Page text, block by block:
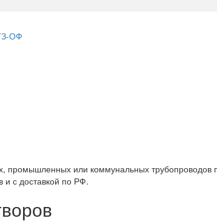
ОФ
или коммунальных трубопроводов
и с доставкой по РФ.